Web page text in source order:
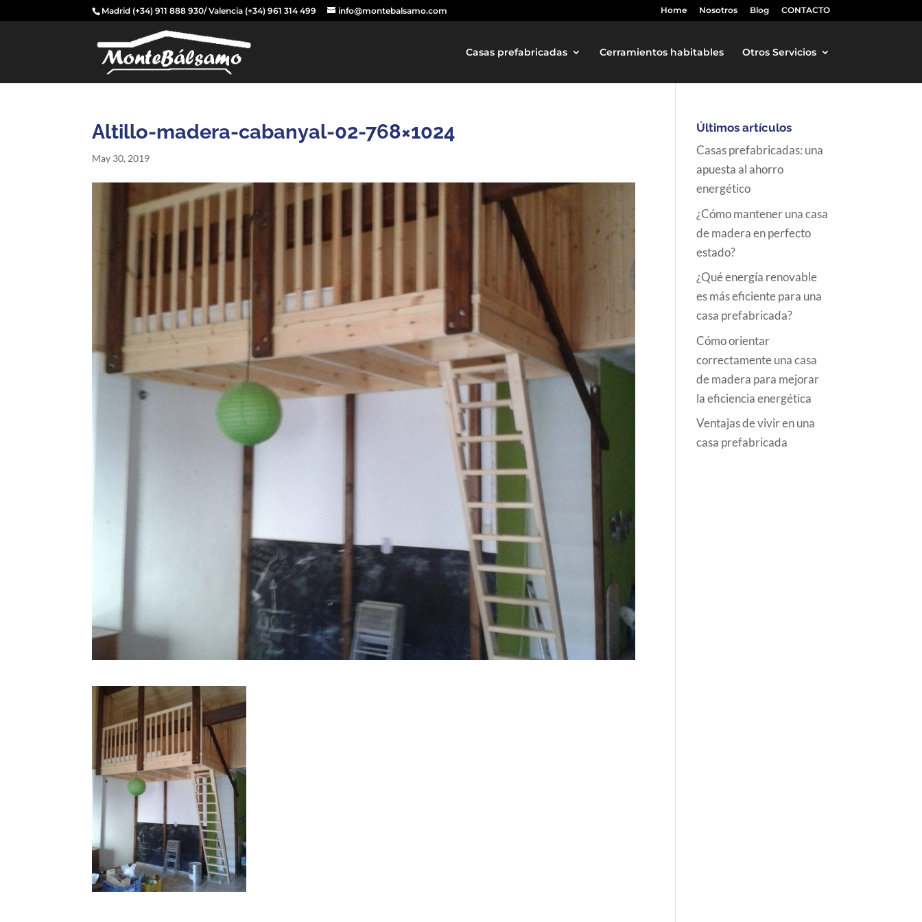
Madrid (+34) 911 888 930/ Valencia (+34) 961 314 499 info@montebalsamo.com Home Nosotros Blog CONTACTO
Casas prefabricadas Cerramientos habitables Otros Servicios
Altillo-madera-cabanyal-02-768×1024
May 30, 2019
Últimos artículos
Casas prefabricadas: una
apuesta al ahorro
energético
¿Cómo mantener una casa
de madera en perfecto
estado?
¿Qué energía renovable
es más eficiente para una
casa prefabricada?
Cómo orientar
correctamente una casa
de madera para mejorar
la eficiencia energética
Ventajas de vivir en una
casa prefabricada